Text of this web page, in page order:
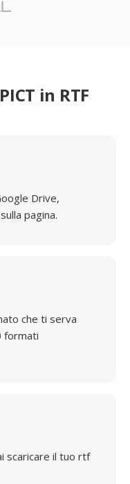
in RTF
Drive,
pagina.
che ti serva
formati
scaricare il tuo rtf